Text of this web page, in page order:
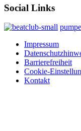
Social Links
pumpe
Impressum
Barrierefreiheit
Cookie-
Kontakt